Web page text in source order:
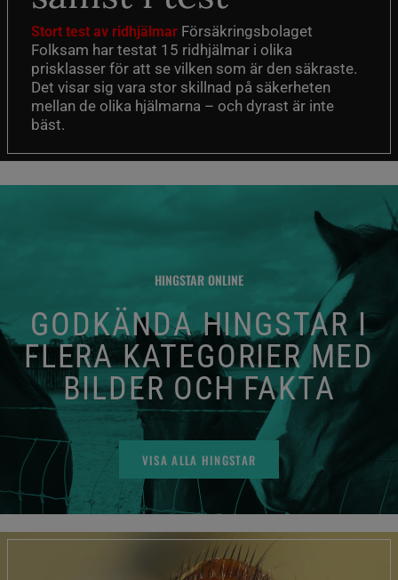
Stort test av ridhjälmar Försäkringsbolaget
Folksam har testat 15 ridhjälmar i olika
prisklasser för att se vilken som är den säkraste.
Det visar sig vara stor skillnad på säkerheten
mellan de olika hjälmarna – och dyrast är inte
bäst.
HINGSTAR ONLINE
GODKÄNDA HINGSTAR I
FLERA KATEGORIER MED
BILDER OCH FAKTA
VISA ALLA HINGSTAR